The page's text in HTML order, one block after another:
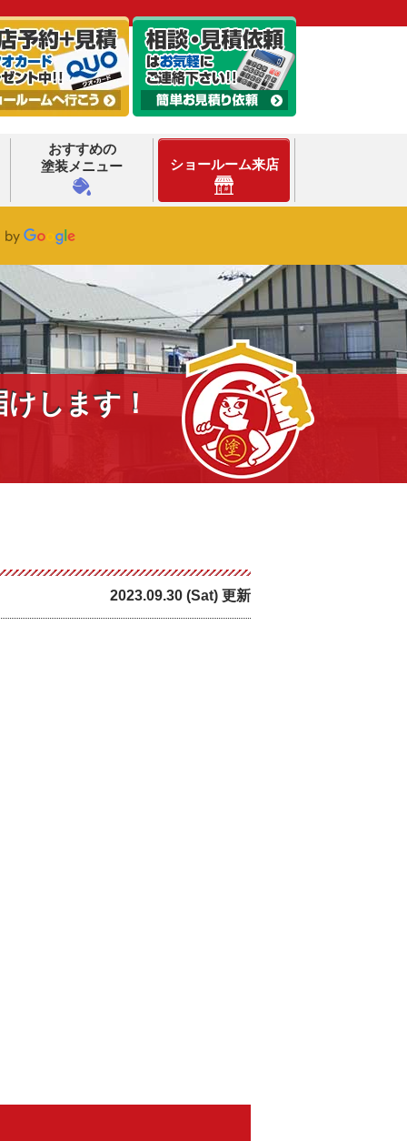
おすすめの
塗装メニュー
ショールーム来店
します！
2023.09.30 (Sat) 更新